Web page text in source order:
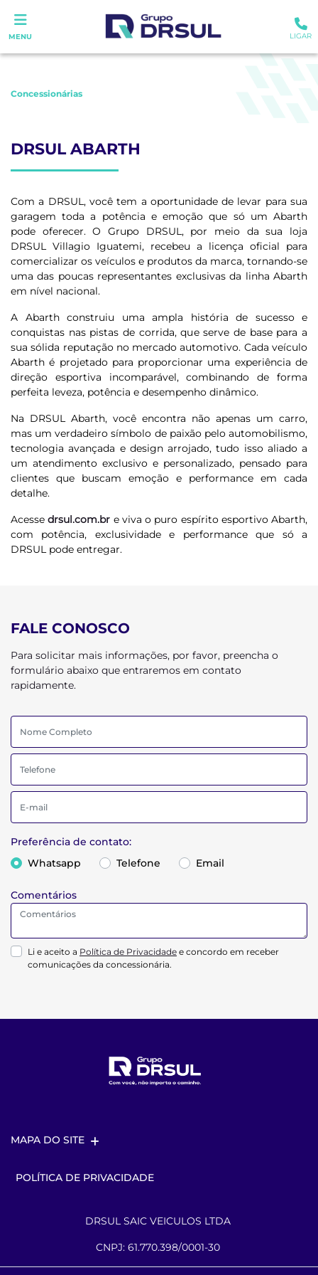
MENU LIGAR
Concessionárias
DRSUL ABARTH
Com a DRSUL, você tem a oportunidade de levar para sua
garagem toda a potência e emoção que só um Abarth
pode oferecer. O Grupo DRSUL, por meio da sua loja
DRSUL Villagio Iguatemi, recebeu a licença oficial para
comercializar os veículos e produtos da marca, tornando-se
uma das poucas representantes exclusivas da linha Abarth
em nível nacional.
A Abarth construiu uma ampla história de sucesso e
conquistas nas pistas de corrida, que serve de base para a
sua sólida reputação no mercado automotivo. Cada veículo
Abarth é projetado para proporcionar uma experiência de
direção esportiva incomparável, combinando de forma
perfeita leveza, potência e desempenho dinâmico.
Na DRSUL Abarth, você encontra não apenas um carro,
mas um verdadeiro símbolo de paixão pelo automobilismo,
tecnologia avançada e design arrojado, tudo isso aliado a
um atendimento exclusivo e personalizado, pensado para
clientes que buscam emoção e performance em cada
detalhe.
Acessedrsul.com.br e viva o puro espírito esportivo Abarth,
com potência, exclusividade e performance que só a
DRSUL pode entregar.
FALE CONOSCO
Para solicitar mais informações, por favor, preencha o
formulário abaixo que entraremos em contato
rapidamente.
Preferência de contato:
Whatsapp
Telefone Email
Comentários
Li e aceito a Política de Privacidade e concordo em receber
comunicações da concessionária.
MAPA DO SITE
POLÍTICA DE PRIVACIDADE
DRSUL SAIC VEICULOS LTDA
CNPJ: 61.770.398/0001-30